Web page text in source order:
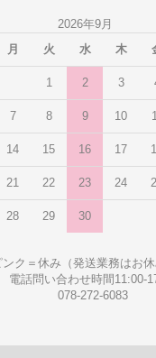
2026年9月
月 火 水 木
1 2 3
7 8 9 10
14 15 16 17
21 22 23 24
28 29 30
ンク＝休み（発送業務はお休
電話問い合わせ時間11:00-
078-272-6083